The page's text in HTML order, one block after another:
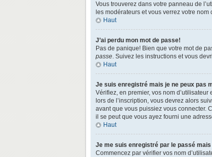
Vous trouverez dans votre panneau de
les modérateurs et vous verrez votre
Haut
J’ai perdu mon mot de passe!
Pas de panique! Bien que votre mot de
passe. Suivez les instructions et vous
Haut
Je suis enregistré mais je ne peux pas
Vérifiez, en premier, vos nom
lors de l’inscription, vous devrez alors
avant que vous puissiez vous connecter.
il se peut que vous ayez fourni une
Haut
Je me suis enregistré par le passé
Commencez par vérifier vos nom